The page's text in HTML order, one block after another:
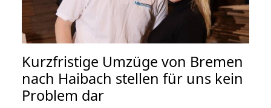
Kurzfristige Umzüge von Bremen
nach Haibach stellen für uns kein
Problem dar